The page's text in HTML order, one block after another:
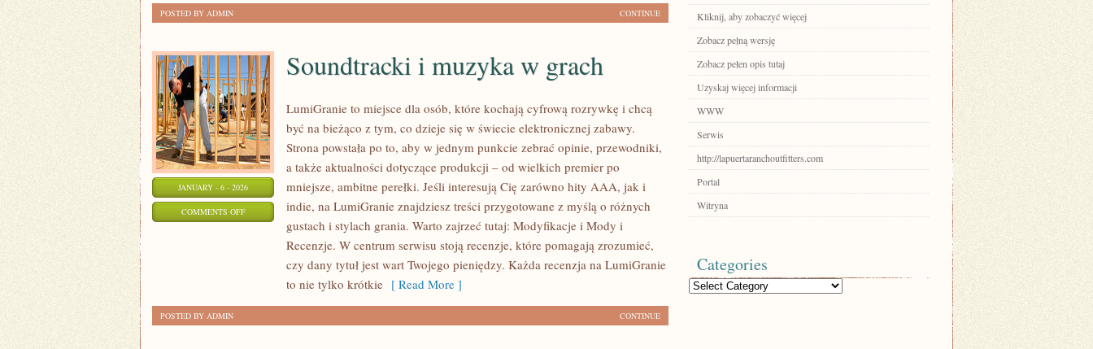
CONTINUE
POSTED BY ADMIN
JANUARY - 6 - 2026
COMMENTS OFFON
SOUNDTRACKI
Soundtracki i muzyka w grach
LumiGranie to miejsce dla osób, które kochają cyfrową rozrywkę i chcą
być na bieżąco z tym, co dzieje się w świecie elektronicznej zabawy.
Strona powstała po to, aby w jednym punkcie zebrać opinie, przewodniki,
a także aktualności dotyczące produkcji – od wielkich premier po
mniejsze, ambitne perełki. Jeśli interesują Cię zarówno hity AAA, jak i
indie, na LumiGranie znajdziesz treści przygotowane z myślą o różnych
gustach i stylach grania. Warto zajrzeć tutaj: Modyfikacje i Mody i
Recenzje. W centrum serwisu stoją recenzje, które pomagają zrozumieć,
czy dany tytuł jest wart Twojego pieniędzy. Każda recenzja na LumiGranie
to nie tylko krótkie [ Read More ]
CONTINUE
POSTED BY ADMIN
Kliknij, aby zobaczyć więcej
Zobacz pełną wersję
Zobacz pełen opis tutaj
Uzyskaj więcej informacji
WWW
Serwis
http://lapuertaranchoutfitters.com
Portal
Witryna
Categories
Categories